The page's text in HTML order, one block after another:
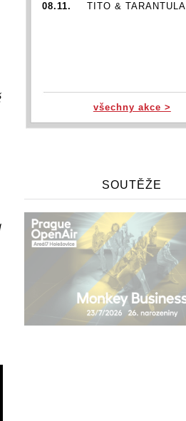
08.11.
TITO & TARANTULA
všechny akce >
SOUTĚŽE